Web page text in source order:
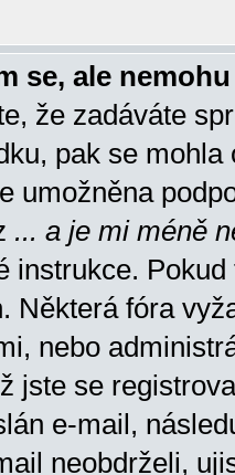
se, ale
že zadáváte
pak se
umožněna
... a je mi méně
instrukce.
Některá fóra
nebo
jste se
e-mail,
neobdrželi,